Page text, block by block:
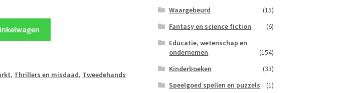
, Thrillers en misdaad, Tweedehands
Waargebeurd
(15)
Fantasy en science fiction
(6)
Educatie, wetenschap en
ondernemen
(154)
Kinderboeken
(33)
Speelgoed spellen en puzzels
(1)